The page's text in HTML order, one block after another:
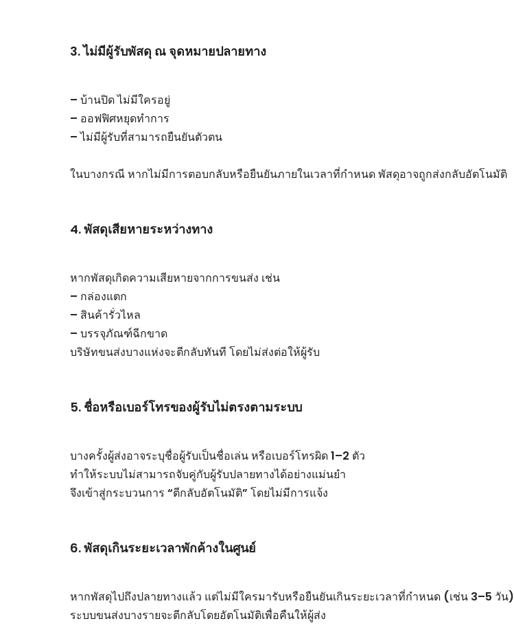
3. ไม่มีผู้รับพัสดุ ณ จุดหมายปลายทาง
– บ้านปิด ไม่มีใครอยู่
– ออฟฟิศหยุดทำการ
– ไม่มีผู้รับที่สามารถยืนยันตัวตน
ในบางกรณี หากไม่มีการตอบกลับหรือยืนยันภายในเวลาที่กำหนด พัสดุอาจถูกส่งกลับอัตโนมัติ
4. พัสดุเสียหายระหว่างทาง
หากพัสดุเกิดความเสียหายจากการขนส่ง เช่น
– กล่องแตก
– สินค้ารั่วไหล
– บรรจุภัณฑ์ฉีกขาด
บริษัทขนส่งบางแห่งจะตีกลับทันที โดยไม่ส่งต่อให้ผู้รับ
5. ชื่อหรือเบอร์โทรของผู้รับไม่ตรงตามระบบ
บางครั้งผู้ส่งอาจระบุชื่อผู้รับเป็นชื่อเล่น หรือเบอร์โทรผิด 1–2 ตัว
ทำให้ระบบไม่สามารถจับคู่กับผู้รับปลายทางได้อย่างแม่นยำ
จึงเข้าสู่กระบวนการ “ตีกลับอัตโนมัติ” โดยไม่มีการแจ้ง
6. พัสดุเกินระยะเวลาพักค้างในศูนย์
หากพัสดุไปถึงปลายทางแล้ว แต่ไม่มีใครมารับหรือยืนยันเกินระยะเวลาที่กำหนด (เช่น 3–5 วัน)
ระบบขนส่งบางรายจะตีกลับโดยอัตโนมัติเพื่อคืนให้ผู้ส่ง